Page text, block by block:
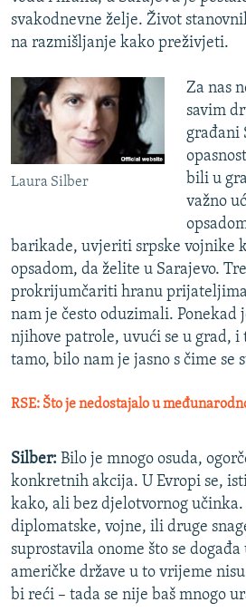
svakodnevne želje. Život
na razmišljanje kako preživjeti.
Laura Silber
Za nas
savim
građani
bili u
važno
barikade, uvjeriti srpske vojnike
opsadom, da želite u Sarajevo.
prokrijumčariti hranu
nam je često oduzimali.
njihove patrole, uvući se u grad,
tamo, bilo nam je jasno s čime se
RSE: Što je nedostajalo u
Silber: Bilo je mnogo osuda,
konkretnih akcija. U Evropi se,
kako, ali bez djelotvornog
diplomatske, vojne, ili druge
suprostavila onome što se
američke države u to vrijeme
bi reći – tada se nije baš mnogo